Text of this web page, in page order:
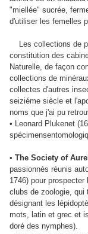
"miellée" sucrée,
d'utiliser les femelles
Les collections de
constitution des
Naturelle, de façon
collections de
collectes d'autres
seiziéme siècle et
noms que j'ai pu
• Leonard Plukenet
• The Society of
passionnés réunis
1746) pour
clubs de zoologie, qui
désignant les
mots, latin et grec et
doré des nymphes).